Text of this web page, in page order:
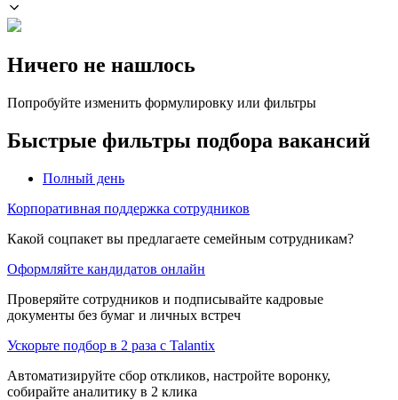
Ничего не нашлось
Попробуйте изменить формулировку или фильтры
Быстрые фильтры подбора вакансий
Полный день
Корпоративная поддержка сотрудников
Какой соцпакет вы предлагаете семейным сотрудникам?
Оформляйте кандидатов онлайн
Проверяйте сотрудников и подписывайте кадровые
документы без бумаг и личных встреч
Ускорьте подбор в 2 раза с Talantix
Автоматизируйте сбор откликов, настройте воронку,
собирайте аналитику в 2 клика